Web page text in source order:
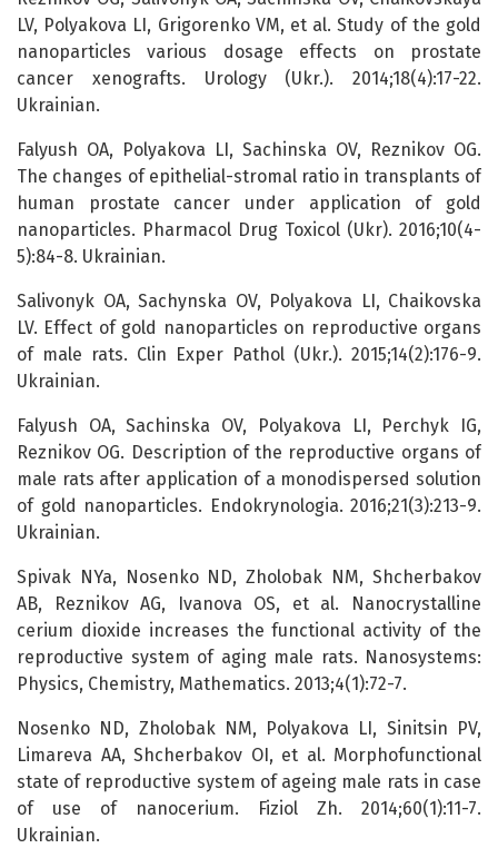
LV, Polyakova LI, Grigorenko VM, et al. Study of the gold
nanoparticles various dosage effects on prostate
cancer xenografts. Urology (Ukr.). 2014;18(4):17-22.
Ukrainian.
Falyush OA, Polyakova LI, Sachinska OV, Reznikov OG.
The changes of epithelial-stromal ratio in transplants of
human prostate cancer under application of gold
nanoparticles. Pharmacol Drug Toxicol (Ukr). 2016;10(4-
5):84-8. Ukrainian.
Salivonyk OA, Sachynska ОV, Polyakova LI, Сhaikovskа
LV. Effect of gold nanoparticles on reproductive organs
of male rats. Clin Exper Pathol (Ukr.). 2015;14(2):176-9.
Ukrainian.
Falyush OA, Sachinska OV, Polyakova LI, Perchyk IG,
Reznikov OG. Description of the reproductive organs of
male rats after application of a monodispersed solution
of gold nanoparticles. Endokrynologia. 2016;21(3):213-9.
Ukrainian.
Spivak NYa, Nosenko ND, Zholobak NM, Shcherbakov
AB, Reznikov AG, Ivanova OS, et al. Nanocrystalline
cerium dioxide increases the functional activity of the
reproductive system of aging male rats. Nanosystems:
Physics, Chemistry, Mathematics. 2013;4(1):72-7.
Nosenko ND, Zholobak NM, Polyakova LI, Sinitsin PV,
Limarеva AA, Shcherbakov OI, et al. Morphofunctional
state of reproductive system of ageing male rats in case
of use of nanocerium. Fiziol Zh. 2014;60(1):11-7.
Ukrainian.